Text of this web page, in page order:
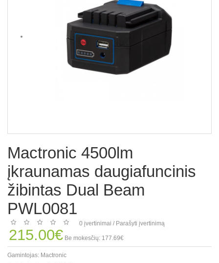
Mactronic 4500lm
įkraunamas daugiafuncinis
žibintas Dual Beam
PWL0081
0 įvertinimai / Parašyti įvertinimą
215.00€ Be mokesčių: 177.69€
Gamintojas: Mactronic